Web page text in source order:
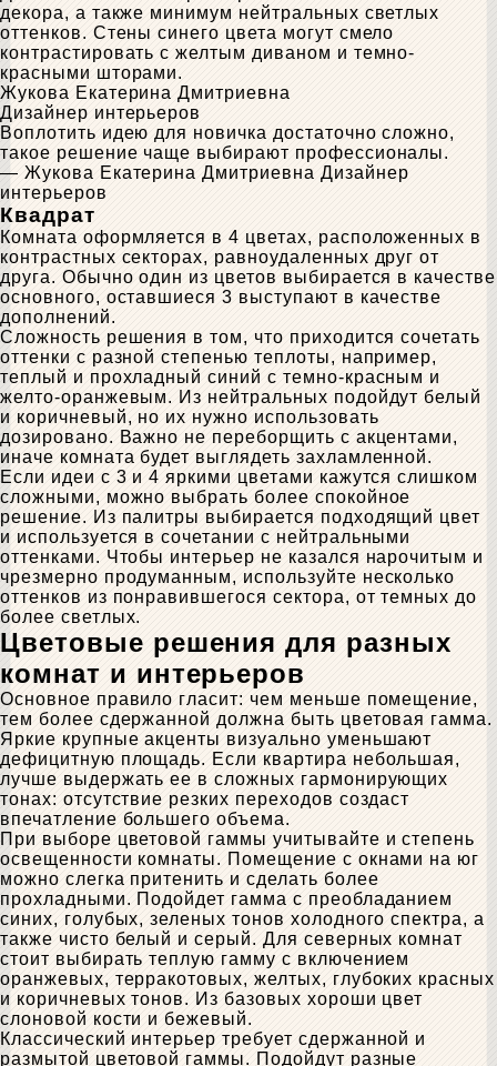
декора, а также минимум нейтральных светлых
оттенков. Стены синего цвета могут смело
контрастировать с желтым диваном и темно-
красными шторами.
Жукова Екатерина Дмитриевна
Дизайнер интерьеров
Воплотить идею для новичка достаточно сложно,
такое решение чаще выбирают профессионалы.
— Жукова Екатерина Дмитриевна Дизайнер
интерьеров
Квадрат
Комната оформляется в 4 цветах, расположенных в
контрастных секторах, равноудаленных друг от
друга. Обычно один из цветов выбирается в качестве
основного, оставшиеся 3 выступают в качестве
дополнений.
Сложность решения в том, что приходится сочетать
оттенки с разной степенью теплоты, например,
теплый и прохладный синий с темно-красным и
желто-оранжевым. Из нейтральных подойдут белый
и коричневый, но их нужно использовать
дозировано. Важно не переборщить с акцентами,
иначе комната будет выглядеть захламленной.
Если идеи с 3 и 4 яркими цветами кажутся слишком
сложными, можно выбрать более спокойное
решение. Из палитры выбирается подходящий цвет
и используется в сочетании с нейтральными
оттенками. Чтобы интерьер не казался нарочитым и
чрезмерно продуманным, используйте несколько
оттенков из понравившегося сектора, от темных до
более светлых.
Цветовые решения для разных
комнат и интерьеров
Основное правило гласит: чем меньше помещение,
тем более сдержанной должна быть цветовая гамма.
Яркие крупные акценты визуально уменьшают
дефицитную площадь. Если квартира небольшая,
лучше выдержать ее в сложных гармонирующих
тонах: отсутствие резких переходов создаст
впечатление большего объема.
При выборе цветовой гаммы учитывайте и степень
освещенности комнаты. Помещение с окнами на юг
можно слегка притенить и сделать более
прохладными. Подойдет гамма с преобладанием
синих, голубых, зеленых тонов холодного спектра, а
также чисто белый и серый. Для северных комнат
стоит выбирать теплую гамму с включением
оранжевых, терракотовых, желтых, глубоких красных
и коричневых тонов. Из базовых хороши цвет
слоновой кости и бежевый.
Классический интерьер требует сдержанной и
размытой цветовой гаммы. Подойдут разные